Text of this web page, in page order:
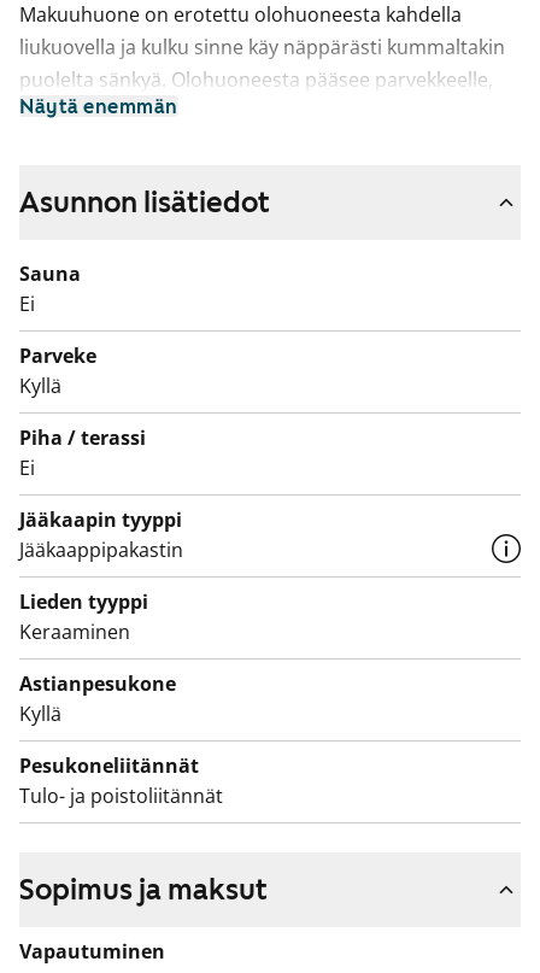
Makuuhuone on erotettu olohuoneesta kahdella
liukuovella ja kulku sinne käy näppärästi kummaltakin
puolelta sänkyä. Olohuoneesta pääsee parvekkeelle,
joka on suunniteltu niin syväksi, että aurinko ei pääse
jääkaappipakastin, astianpesukone ja varaus
mikroaaltouunille.
Laatoitetussa kylpyhuoneessa on hyvin tilaa ja
pyykinpesukoneelle ja kuivausrummulle on liitännät.
Tule tutustumaan! Voisiko tässä olla uusi elämäsi
vuokrakoti?
Asuntojen parvekkeet ovat toistaiseksi käyttökiellossa
ja parvekkeille on suunnitteilla korjauksia. Käyttökiellon
ajalta maksetaan vuokrahyvitystä.
Näytä enemmän
Asunnon lisätiedot
Sauna
Ei
Parveke
Kyllä
Piha / terassi
Ei
Jääkaapin tyyppi
Jääkaappipakastin
Lieden tyyppi
Keraaminen
Astianpesukone
Kyllä
Pesukoneliitännät
Tulo- ja poistoliitännät
Sopimus ja maksut
Vapautuminen